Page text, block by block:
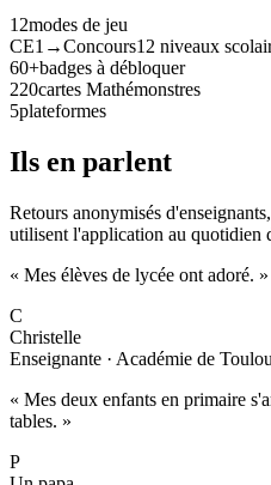
12modes de jeu
CE1→Concours12 niveaux
60+badges à débloquer
220cartes Mathémonstres
5plateformes
Ils en parlent
Retours anonymisés
utilisent l'application au quotidien
« Mes élèves de lycée ont adoré. »
C
Christelle
Enseignante · Académie de
« Mes deux enfants en primaire
tables. »
P